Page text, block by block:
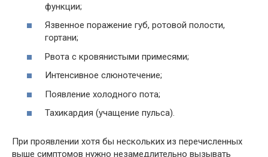
функции;
Язвенное поражение губ, ротовой полости,
гортани;
Рвота с кровянистыми примесями;
Интенсивное слюнотечение;
Появление холодного пота;
Тахикардия (учащение пульса).
При проявлении хотя бы нескольких из перечисленных
выше симптомов нужно незамедлительно вызывать